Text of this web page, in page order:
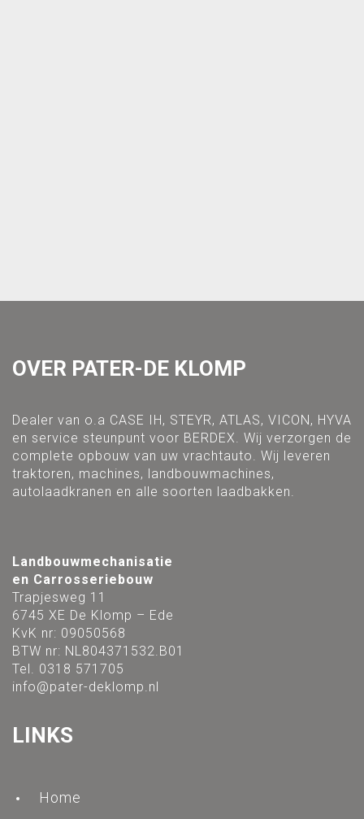
OVER PATER-DE KLOMP
Dealer van o.a CASE IH, STEYR, ATLAS, VICON, HYVA
en service steunpunt voor BERDEX. Wij verzorgen de
complete opbouw van uw vrachtauto. Wij leveren
traktoren, machines, landbouwmachines,
autolaadkranen en alle soorten laadbakken.
Landbouwmechanisatie
en Carrosseriebouw
Trapjesweg 11
6745 XE De Klomp – Ede
KvK nr: 09050568
BTW nr: NL804371532.B01
Tel. 0318 571705
info@pater-deklomp.nl
LINKS
Home